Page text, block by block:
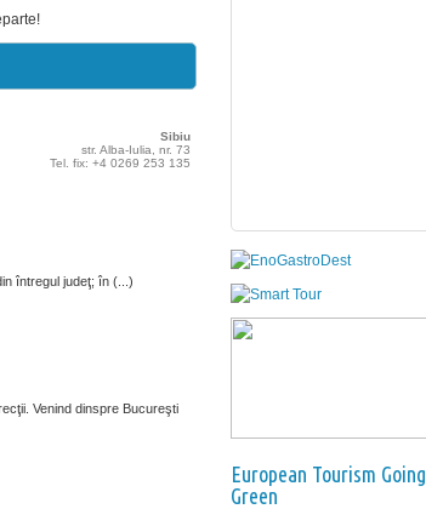
Sibiu
str. Alba-Iulia, nr. 73
Tel. fix: +4 0269 253 135
întregul judeţ; în (...)
Venind dinspre Bucureşti
European Tourism Going
Green